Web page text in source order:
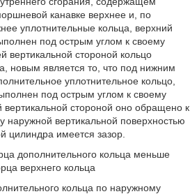
канавке верхнее и, по
уплотнительные кольца, верхний
под острым углом к своему
вертикальной стороной кольцо
новым является то, что под нижним
уплотнительное кольцо,
под острым углом к своему
вертикальной стороной оно обращено к
наружной вертикальной поверхностью
цилиндра имеется зазор.
дополнительного кольца меньше
верхнего кольца
кольца по наружному